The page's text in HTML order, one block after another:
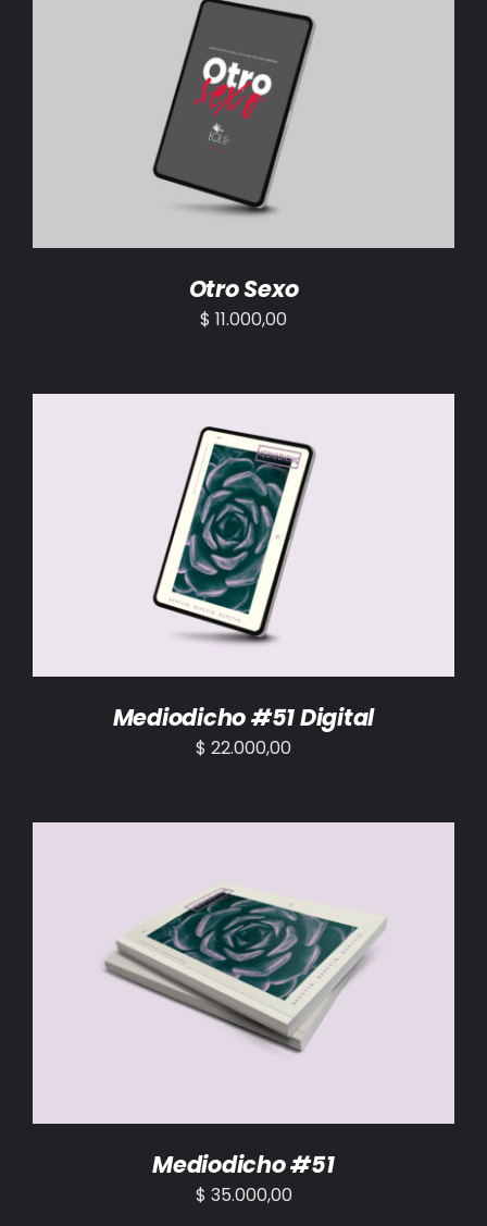
CONTACTO
AÑADIR AL CARRITO /
Otro Sexo
$ 11.000,00
AÑADIR AL CARRITO /
Mediodicho #51 Digital
$ 22.000,00
AÑADIR AL CARRITO / DETALLES
Mediodicho #51
$ 35.000,00